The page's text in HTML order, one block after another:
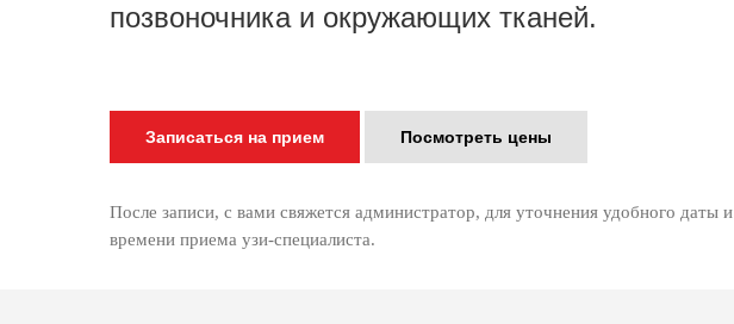
позвоночника и окружающих тканей.
Записаться на прием Посмотреть цены
После записи, с вами свяжется администратор, для уточнения удобного даты и
времени приема узи-специалиста.